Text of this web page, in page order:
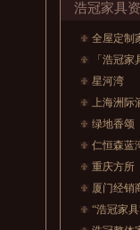
浩冠家具
全屋定制家具
「浩冠家具
星河湾
上海洲际
绿地香颂
仁恒森蓝
重庆方所
厦门经销
“浩冠家具”